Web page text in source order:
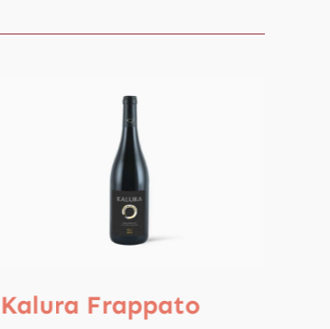
Kalura Frappato